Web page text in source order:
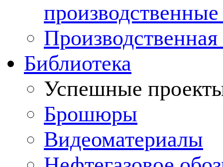
Производственная
Библиотека
Успешные
Брошюры
Видеоматериалы